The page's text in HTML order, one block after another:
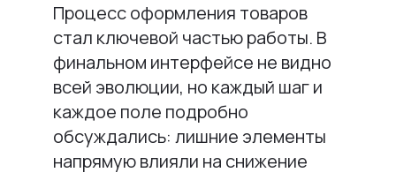
Процесс оформления товаров
стал ключевой частью работы. В
финальном интерфейсе не видно
всей эволюции, но каждый шаг и
каждое поле подробно
обсуждались: лишние элементы
напрямую влияли на снижение